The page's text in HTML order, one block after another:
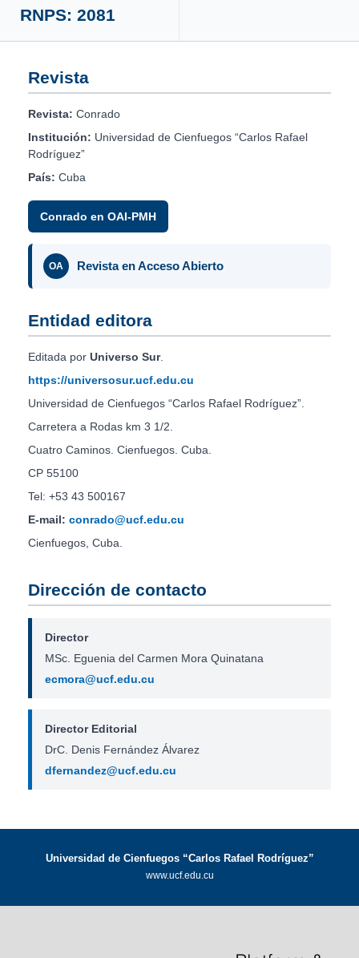
RNPS: 2081
Revista
Revista: Conrado
Institución: Universidad de Cienfuegos “Carlos Rafael
Rodríguez”
País: Cuba
Conrado en OAI-PMH
OA Revista en Acceso Abierto
Entidad editora
Editada por Universo Sur.
https://universosur.ucf.edu.cu
Universidad de Cienfuegos “Carlos Rafael Rodríguez”.
Carretera a Rodas km 3 1/2.
Cuatro Caminos. Cienfuegos. Cuba.
CP 55100
Tel: +53 43 500167
E-mail: conrado@ucf.edu.cu
Cienfuegos, Cuba.
Dirección de contacto
Director
MSc. Eguenia del Carmen Mora Quinatana
ecmora@ucf.edu.cu
Director Editorial
DrC. Denis Fernández Álvarez
dfernandez@ucf.edu.cu
Universidad de Cienfuegos “Carlos Rafael Rodríguez”
www.ucf.edu.cu